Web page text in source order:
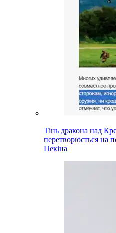
Тінь дракона над
перетворюється на
Пекіна